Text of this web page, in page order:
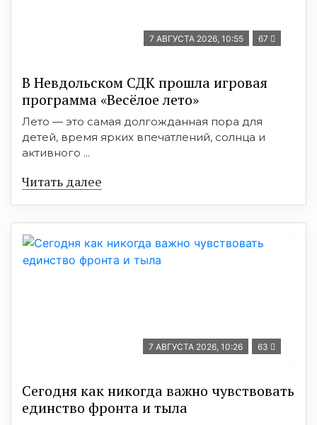
7 АВГУСТА 2026, 10:55 67
В Невдольском СДК прошла игровая
программа «Весёлое лето»
Лето — это самая долгожданная пора для
детей, время ярких впечатлений, солнца и
активного ...
Читать далее
7 АВГУСТА 2026, 10:26 63
Сегодня как никогда важно чувствовать
единство фронта и тыла